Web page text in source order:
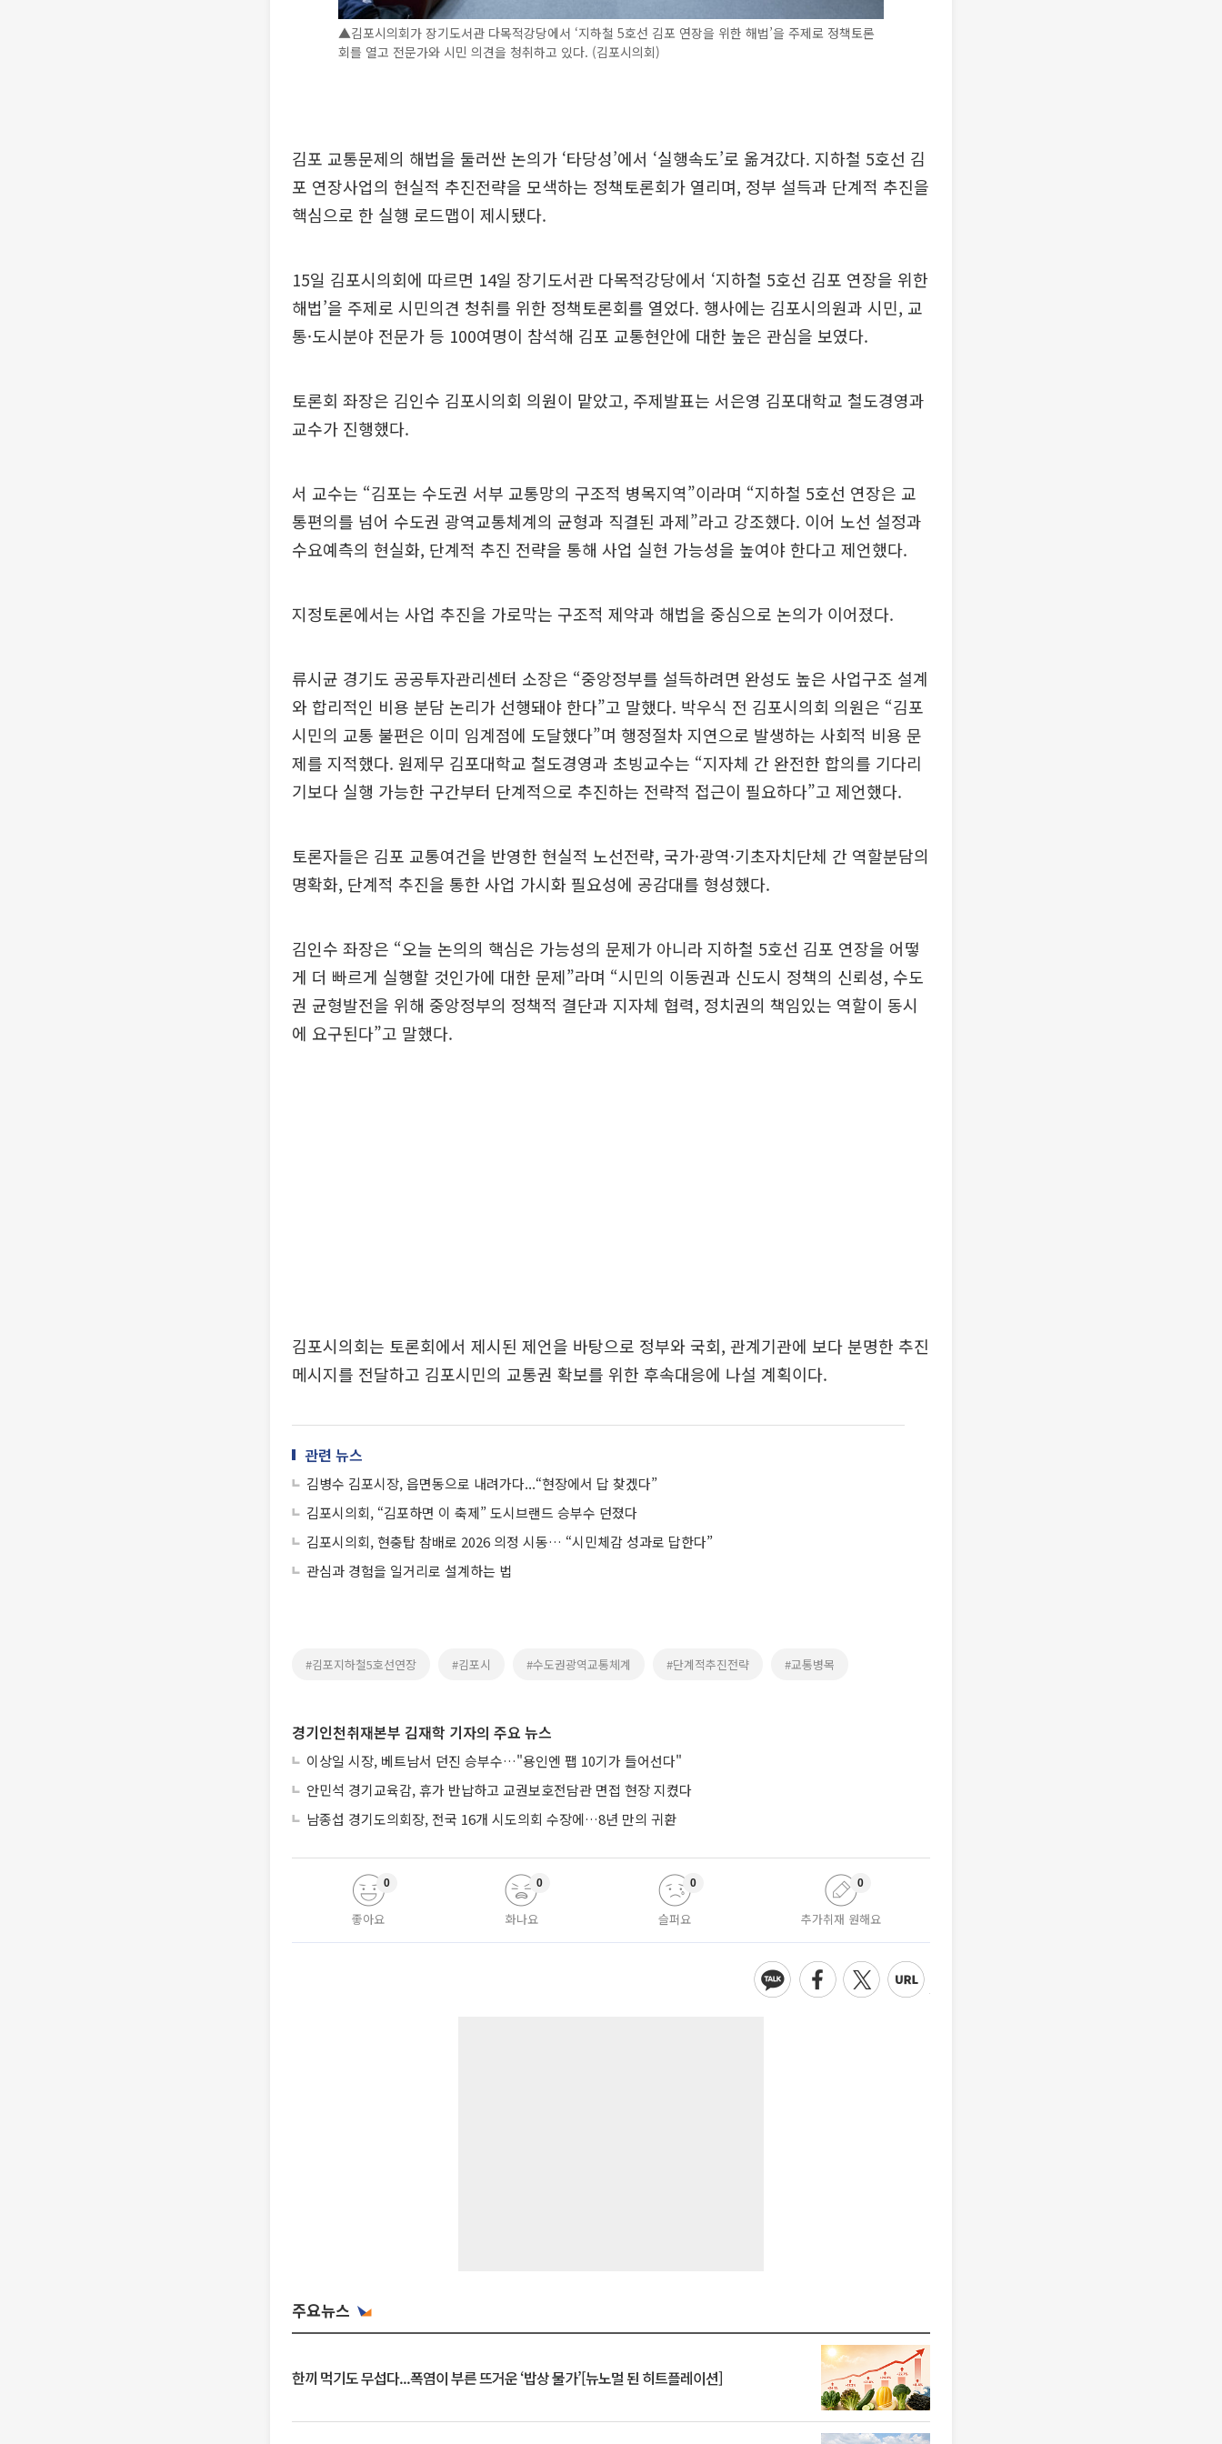
▲김포시의회가 장기도서관 다목적강당에서 ‘지하철 5호선 김포 연장을 위한 해법’을 주제로 정책토론
회를 열고 전문가와 시민 의견을 청취하고 있다. (김포시의회)
김포 교통문제의 해법을 둘러싼 논의가 ‘타당성’에서 ‘실행속도’로 옮겨갔다. 지하철 5호선 김
포 연장사업의 현실적 추진전략을 모색하는 정책토론회가 열리며, 정부 설득과 단계적 추진을
핵심으로 한 실행 로드맵이 제시됐다.
15일 김포시의회에 따르면 14일 장기도서관 다목적강당에서 ‘지하철 5호선 김포 연장을 위한
해법’을 주제로 시민의견 청취를 위한 정책토론회를 열었다. 행사에는 김포시의원과 시민, 교
통·도시분야 전문가 등 100여명이 참석해 김포 교통현안에 대한 높은 관심을 보였다.
토론회 좌장은 김인수 김포시의회 의원이 맡았고, 주제발표는 서은영 김포대학교 철도경영과
교수가 진행했다.
서 교수는 “김포는 수도권 서부 교통망의 구조적 병목지역”이라며 “지하철 5호선 연장은 교
통편의를 넘어 수도권 광역교통체계의 균형과 직결된 과제”라고 강조했다. 이어 노선 설정과
수요예측의 현실화, 단계적 추진 전략을 통해 사업 실현 가능성을 높여야 한다고 제언했다.
지정토론에서는 사업 추진을 가로막는 구조적 제약과 해법을 중심으로 논의가 이어졌다.
류시균 경기도 공공투자관리센터 소장은 “중앙정부를 설득하려면 완성도 높은 사업구조 설계
와 합리적인 비용 분담 논리가 선행돼야 한다”고 말했다. 박우식 전 김포시의회 의원은 “김포
시민의 교통 불편은 이미 임계점에 도달했다”며 행정절차 지연으로 발생하는 사회적 비용 문
제를 지적했다. 원제무 김포대학교 철도경영과 초빙교수는 “지자체 간 완전한 합의를 기다리
기보다 실행 가능한 구간부터 단계적으로 추진하는 전략적 접근이 필요하다”고 제언했다.
토론자들은 김포 교통여건을 반영한 현실적 노선전략, 국가·광역·기초자치단체 간 역할분담의
명확화, 단계적 추진을 통한 사업 가시화 필요성에 공감대를 형성했다.
김인수 좌장은 “오늘 논의의 핵심은 가능성의 문제가 아니라 지하철 5호선 김포 연장을 어떻
게 더 빠르게 실행할 것인가에 대한 문제”라며 “시민의 이동권과 신도시 정책의 신뢰성, 수도
권 균형발전을 위해 중앙정부의 정책적 결단과 지자체 협력, 정치권의 책임있는 역할이 동시
에 요구된다”고 말했다.
김포시의회는 토론회에서 제시된 제언을 바탕으로 정부와 국회, 관계기관에 보다 분명한 추진
메시지를 전달하고 김포시민의 교통권 확보를 위한 후속대응에 나설 계획이다.
관련 뉴스
김병수 김포시장, 읍면동으로 내려가다...“현장에서 답 찾겠다”
김포시의회, “김포하면 이 축제” 도시브랜드 승부수 던졌다
김포시의회, 현충탑 참배로 2026 의정 시동… “시민체감 성과로 답한다”
관심과 경험을 일거리로 설계하는 법
#김포지하철5호선연장 #김포시 #수도권광역교통체계 #단계적추진전략 #교통병목
경기인천취재본부 김재학 기자의 주요 뉴스
이상일 시장, 베트남서 던진 승부수…"용인엔 팹 10기가 들어선다"
안민석 경기교육감, 휴가 반납하고 교권보호전담관 면접 현장 지켰다
남종섭 경기도의회장, 전국 16개 시도의회 수장에…8년 만의 귀환
좋아요
0
화나요
0
슬퍼요
0
추가취재 원해요
0
주요뉴스
한끼 먹기도 무섭다...폭염이 부른 뜨거운 ‘밥상 물가’[뉴노멀 된 히트플레이션]